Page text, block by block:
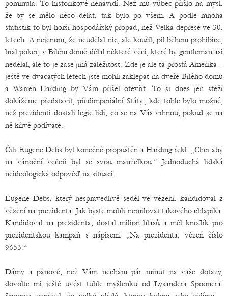
pominula. To historikové nenávidí. Než mu vůbec přišlo na mysl,
že by se mělo něco dělat, tak bylo po všem. A podle mnoha
statistik to byl horší hospodářský propad, než Velká deprese ve 30.
letech. A nejenom, že neudělal nic, ale kouřil, pil během prohibice,
hrál poker, v Bílém domě dělal některé věci, které by gentleman asi
nedělal, ale to je zase jiná záležitost. Zde je ale ta prostá Amerika –
ještě ve dvacátých letech jste mohli zaklepat na dveře Bílého domu
a Warren Harding by Vám přišel otevřít. To si dnes jen stěží
dokážeme představit; předimperiální Státy., kde tohle bylo možné,
než prezidenti dostali legie lidí, co se na Vás vrhnou, pokud se na
ně křivě podíváte.
Čili Eugene Debs byl konečně propuštěn a Harding řekl: „Chci aby
na vánoční večeři byl se svou manželkou.“ Jednoduchá lidská
neideologická odpověď na situaci.
Eugene Debs, který nespravedlivě seděl ve vězení, kandidoval z
vězení na prezidenta. Jak byste mohli nemilovat takového chlapíka.
Kandidoval na prezidenta, dostal milion hlasů a měl knoflík pro
prezidentskou kampaň s nápisem: „Na prezidenta, vězeň číslo
9653.“
Dámy a pánové, než Vám nechám pár minut na vaše dotazy,
dovolte mi ještě uvést tuhle myšlenku od Lysandera Spoonera: